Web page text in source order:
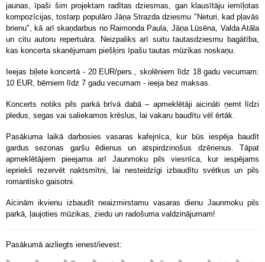
jaunas, īpaši šim projektam radītas dziesmas, gan klausītāju iemīļotas
kompozīcijas, tostarp populāro Jāņa Strazda dziesmu "Neturi, kad pļavās
brienu", kā arī skaņdarbus no Raimonda Paula, Jāņa Lūsēna, Valda Atāla
un citu autoru repertuāra. Neizpaliks arī suitu tautasdziesmu bagātība,
kas koncerta skanējumam piešķirs īpašu tautas mūzikas noskaņu.
Ieejas biļete koncertā - 20 EUR/pers., skolēniem līdz 18 gadu vecumam:
10 EUR, bērniem līdz 7 gadu vecumam - ieeja bez maksas.
Koncerts notiks pils parkā brīvā dabā – apmeklētāji aicināti ņemt līdzi
pledus, segas vai saliekamos krēslus, lai vakaru baudītu vēl ērtāk.
Pasākuma laikā darbosies vasaras kafejnīca, kur būs iespēja baudīt
gardus sezonas garšu ēdienus un atspirdzinošus dzērienus. Tāpat
apmeklētājiem pieejama arī Jaunmoku pils viesnīca, kur iespējams
iepriekš rezervēt naktsmītni, lai nesteidzīgi izbaudītu svētkus un pils
romantisko gaisotni.
Aicinām ikvienu izbaudīt neaizmirstamu vasaras dienu Jaunmoku pils
parkā, ļaujoties mūzikas, ziedu un radošuma valdzinājumam!
Pasākumā aizliegts ienest/ievest: